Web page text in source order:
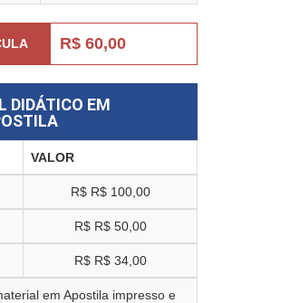
R$ 60,00
DIDÁTICO EM
VALOR
R$ R$ 100,00
R$ R$ 50,00
R$ R$ 34,00
em Apostila impresso e